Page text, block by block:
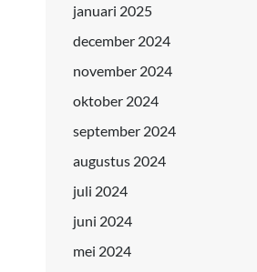
januari 2025
december 2024
november 2024
oktober 2024
september 2024
augustus 2024
juli 2024
juni 2024
mei 2024